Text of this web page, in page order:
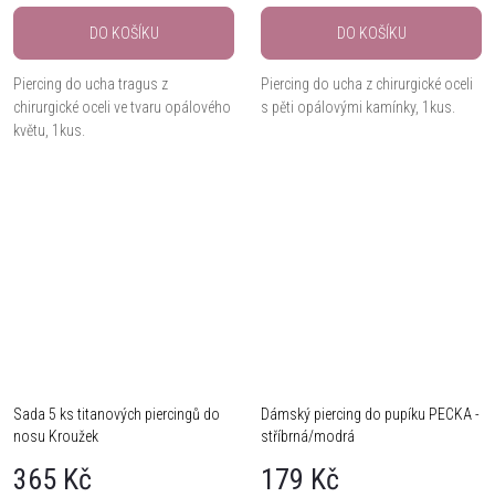
DO KOŠÍKU
Piercing do ucha tragus z
chirurgické oceli ve tvaru opálového
květu, 1kus.
DO KOŠÍKU
Piercing do ucha z chirurgické oceli
s pěti opálovými kamínky, 1kus.
Sada 5 ks titanových piercingů do
nosu Kroužek
365 Kč
Dámský piercing do pupíku PECKA -
stříbrná/modrá
179 Kč